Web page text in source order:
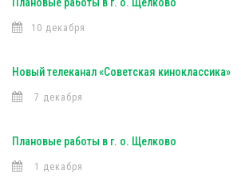
10 декабря
Новый телеканал «Советская киноклассика»
7 декабря
Плановые работы в г. о. Щелково
1 декабря